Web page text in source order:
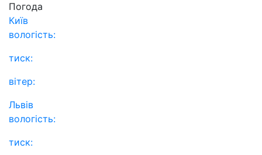
Погода
Київ
вологість:
тиск:
вітер:
Львів
вологість:
тиск: